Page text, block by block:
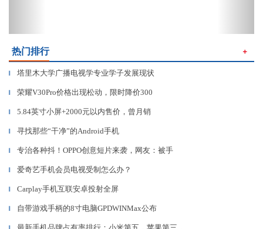
热门排行 ＋
▎ 塔里木大学广播电视学专业学子发展现状
▎ 荣耀V30Pro价格出现松动，限时降价300
▎ 5.84英寸小屏+2000元以内售价，曾月销
▎ 寻找那些“干净”的Android手机
▎ 专治各种抖！OPPO创意短片来袭，网友：被手
▎ 爱奇艺手机会员电视受制怎么办？
▎ Carplay手机互联安卓投射全屏
▎ 自带游戏手柄的8寸电脑GPDWINMax公布